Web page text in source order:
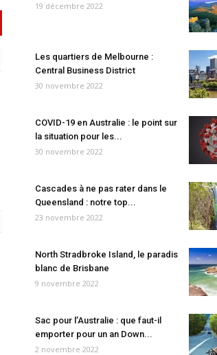
19 décembre 2022
Les quartiers de Melbourne :
Central Business District
30 novembre 2022
COVID-19 en Australie : le point sur
la situation pour les...
30 novembre 2022
Cascades à ne pas rater dans le
Queensland : notre top...
23 novembre 2022
North Stradbroke Island, le paradis
blanc de Brisbane
9 novembre 2022
Sac pour l’Australie : que faut-il
emporter pour un an Down...
2 novembre 2022